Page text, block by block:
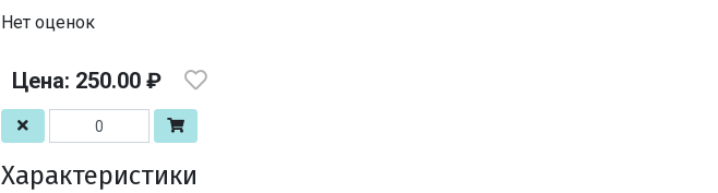
Нет оценок
Цена: 250.00 ₽
Характеристики